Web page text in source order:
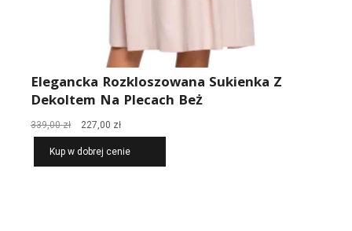
Elegancka Rozkloszowana Sukienka Z
Dekoltem Na Plecach Beż
339,00zł
Pierwotna
cena
wynosiła:
339,00 zł.
227,00 złAktualna
cena
wynosi:
227,00 zł.
Kup w dobrej cenie